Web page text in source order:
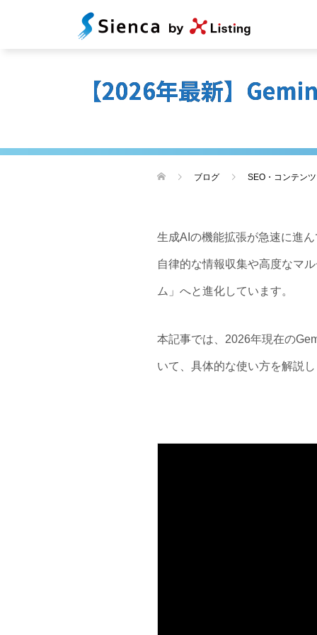
【2026年最新】
ブログ SEO・コンテン
生成AIの機能拡張が急速に進
自律的な情報収集や高度なマ
ム」へと進化しています。
本記事では、2026年現在の
いて、具体的な使い方を解説